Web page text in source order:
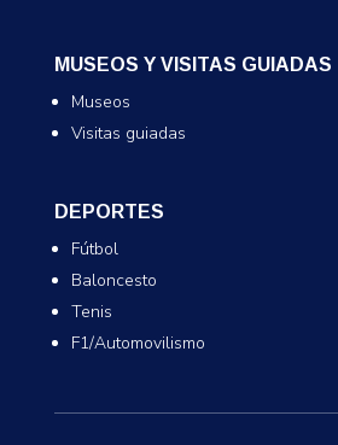
MUSEOS Y VISITAS GUIADAS
Museos
Visitas guiadas
DEPORTES
Fútbol
Baloncesto
Tenis
F1/Automovilismo